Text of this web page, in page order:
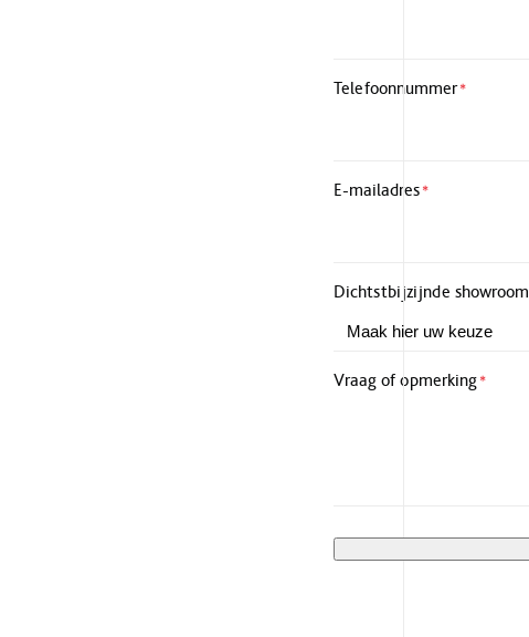
Telefoonnummer *
E-mailadres *
Dichtstbijzijnde showroom
Vraag of opmerking *